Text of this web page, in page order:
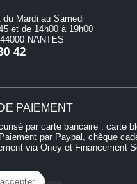
du Mardi au Samedi
et de 14h00 à 19h00
NANTES
42
PAIEMENT